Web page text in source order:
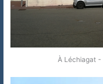
À Léchiagat